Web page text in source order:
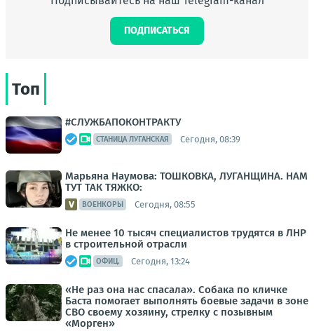
ПОДПИСАТЬСЯ
Топ
#СЛУЖБАПОКОНТРАКТУ
СТАНИЦА ЛУГАНСКАЯ Сегодня, 08:39
Марьяна Наумова: ТОШКОВКА, ЛУГАНЩИНА. НАМ
ТУТ ТАК ТЯЖКО:
ВОЕНКОРЫ Сегодня, 08:55
Не менее 10 тысяч специалистов трудятся в ЛНР
в строительной отрасли
ОФИЦ. Сегодня, 13:24
«Не раз она нас спасала». Собака по кличке
Баста помогает выполнять боевые задачи в зоне
СВО своему хозяину, стрелку с позывным
«Морген»